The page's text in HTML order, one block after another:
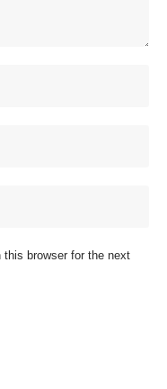
browser for the next